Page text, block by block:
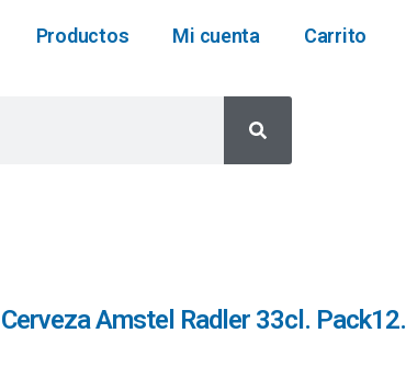
Productos Mi cuenta Carrito
Cerveza Amstel Radler 33cl. Pack12.